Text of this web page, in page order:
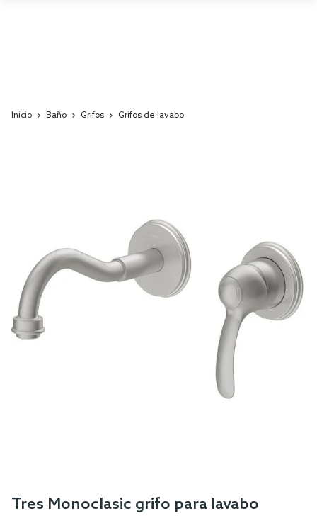
Inicio Baño Grifos Grifos de lavabo
images
gallery
Skip
Tres Monoclasic grifo para lavabo